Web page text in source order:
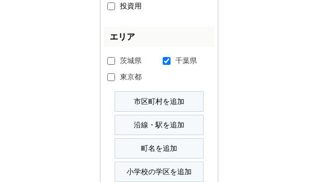
投資用
エリア
茨城県
千葉県
東京都